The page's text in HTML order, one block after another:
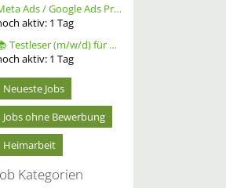
Meta Ads / Google Ads Profi (m/w/d)
aktiv: 1 Tag
📚 Testleser (m/w/d) für Bücher gesucht – langfristige Zusammenarbeit
aktiv: 1 Tag
Neueste Jobs
Jobs ohne Bewerbung
Heimarbeit
Kategorien